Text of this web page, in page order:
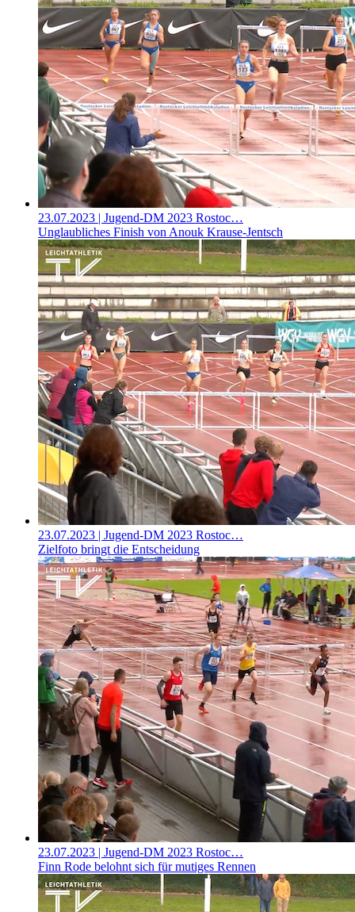
23.07.2023 | Jugend-DM 2023 Rostoc…
Unglaubliches Finish von Anouk Krause-Jentsch
23.07.2023 | Jugend-DM 2023 Rostoc…
Zielfoto bringt die Entscheidung
23.07.2023 | Jugend-DM 2023 Rostoc…
Finn Rode belohnt sich für mutiges Rennen